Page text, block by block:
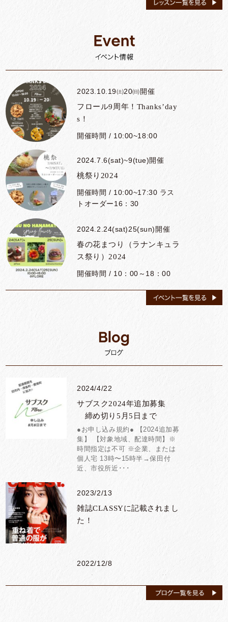
夏のアレンジレッスン
2024.5月30日㈭～6月17日
（月）延長しました！開催
アジサイリース
3:30~14:30 ③15:00~16:00
2023.9.16(土）23（土）開催
夜レッスン （秋のアレンジ
開催時間 / 19：30〜20：30
2023.9.12.14.16.19.21.23.2
5.26.28.30開催
00～16：00
夏休みキッズワークショップ
開催時間 / ①10時半〜②13時
半〜③15時〜
2021.11月30日(月)～12月22
日㈫開催
スクエアスワッグ（クリスマ
開催時間 / ①10：30～11：30
②13：30～14：30 ③15：
00～16：00
2023.10.19㈯20㈰開催
フロール9周年！Thanks’day
s！
開催時間 / 10:00~18:00
2024.7.6(sat)~9(tue)開催
桃祭り2024
開催時間 / 10:00~17:30 ラス
トオーダー16：30
2024.2.24(sat)25(sun)開催
春の花まつり（ラナンキュラ
ス祭り）2024
開催時間 / 10：00～18：00
2023.10.28(sat)29(sun)開催
開催時間 / 10:00~18:00
2023.618(sun)開催
開催時間 / 10:00-16:00
2022.7.3（日）開催
開催時間 / 10:00〜15:00
2021.11.20(土）21(日)開催
バラ祭り2021
6/19~29開催
お家時間応援SALE！ 第2
2024/4/22
サブスク2024年追加募集
締め切り5月5日まで
●お申し込み規約● 【2024追加募
集】 【対象地域、配達時間】※
時間指定は不可 ※企業、または
個人宅 13時〜15時半→保田付
近、市役所近･･･
2023/2/13
雑誌CLASSYに記載されまし
た！
2022/12/8
●お申し込み規約● 【2023.第1次
募集】 お申し込み期間▷2022.